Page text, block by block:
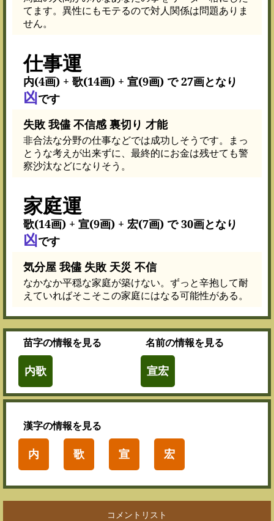
てます。異性にもモテるので対人関係は問題ありま
せん。
仕事運
内(4画) + 歌(14画) + 宣(9画) で 27画となり
凶です
失敗 我儘 不信感 裏切り 才能
非合法な分野の仕事などでは成功しそうです。まっ
とうな考えが出来ずに、最終的にお金は残せても警
察沙汰などになりそう。
家庭運
歌(14画) + 宣(9画) + 宏(7画) で 30画となり
凶です
気分屋 我儘 失敗 天災 不信
なかなか平穏な家庭が築けない。ずっと辛抱して耐
えていればそこそこの家庭にはなる可能性がある。
苗字の情報を見る
内歌
名前の情報を見る
宣宏
漢字の情報を見る
内 歌 宣 宏
コメントリスト